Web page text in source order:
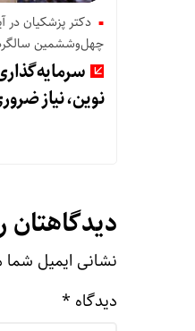
دکتر پزشکیان در
چهل‌وششمین
نوین، نیاز
دیدگاهتان
نشانی ایمیل
دیدگاه *